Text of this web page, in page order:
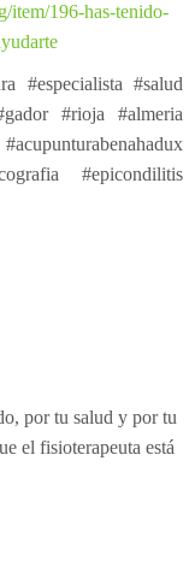
item/196-has-tenido-
#especialista #salud
#rioja #almeria
#epicondilitis
por tu salud y por tu
el fisioterapeuta está